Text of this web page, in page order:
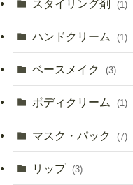
スタイリング剤 (1)
ハンドクリーム (1)
ベースメイク (3)
ボディクリーム (1)
マスク・パック (7)
リップ (3)